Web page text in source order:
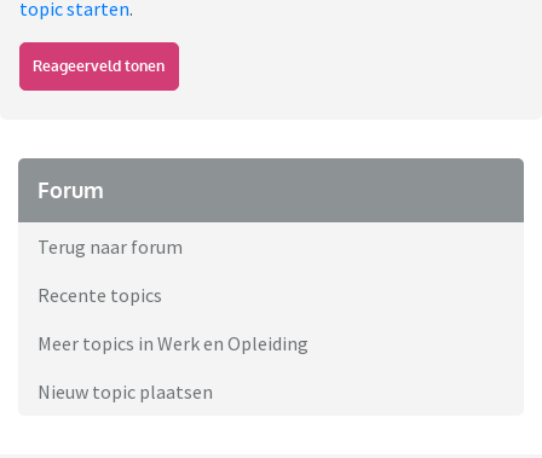
topic starten.
Reageerveld tonen
Forum
Terug naar forum
Recente topics
Meer topics in Werk en Opleiding
Nieuw topic plaatsen